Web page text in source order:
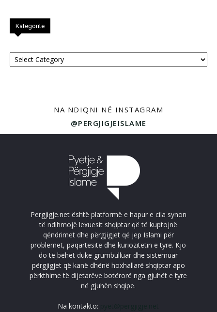
Kategoritë
Kategoritë
NA NDIQNI NË INSTAGRAM
@PERGJIGJEISLAME
Pergjigje.net është platformë e hapur e cila synon
të ndihmojë lexuesit shqiptar që të kuptojnë
qëndrimet dhe përgjigjet që jep Islami për
problemet, paqartësitë dhe kuriozitetin e tyre. Kjo
do të bëhet duke grumbulluar dhe sistemuar
përgjigjet që kanë dhënë hoxhallarë shqiptar apo
përkthime të dijetarëve botërorë nga gjuhët e tyre
në gjuhën shqipe.
Na kontakto: